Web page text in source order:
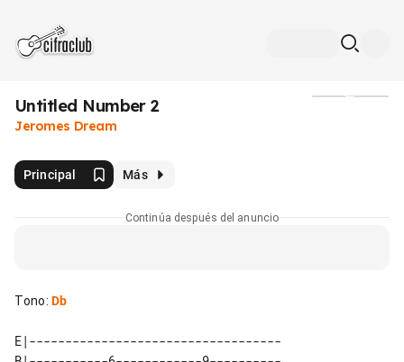
Untitled Number 2
Jeromes Dream
Principal Más
Continúa después del anuncio
Tono: Db
E|-----------------------------------